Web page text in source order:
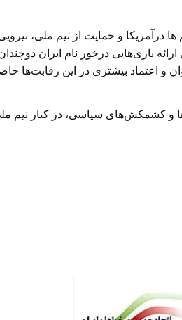
ها درآمریکا و حمایت از تیم ملی،
بازی‌هایی درخور نام ایران
و اعتماد بیشتری در این رقابت‌ها
کشمکش‌های سیاسی، در کنار تیم ملی